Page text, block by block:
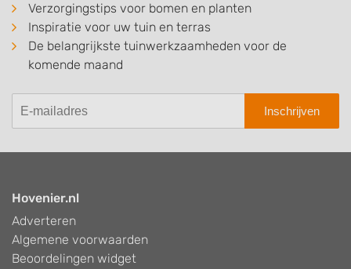
Verzorgingstips voor bomen en planten
Inspiratie voor uw tuin en terras
De belangrijkste tuinwerkzaamheden voor de
komende maand
Inschrijven
Hovenier.nl
Adverteren
Algemene voorwaarden
Beoordelingen widget